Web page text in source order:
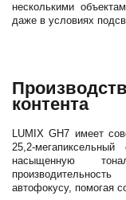
несколькими
даже в условиях
контента
LUMIX GH7 имеет
25,2-
насыщенную
автофокусу, помогая